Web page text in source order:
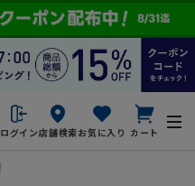
ログイン店舗検索お気に入り カート